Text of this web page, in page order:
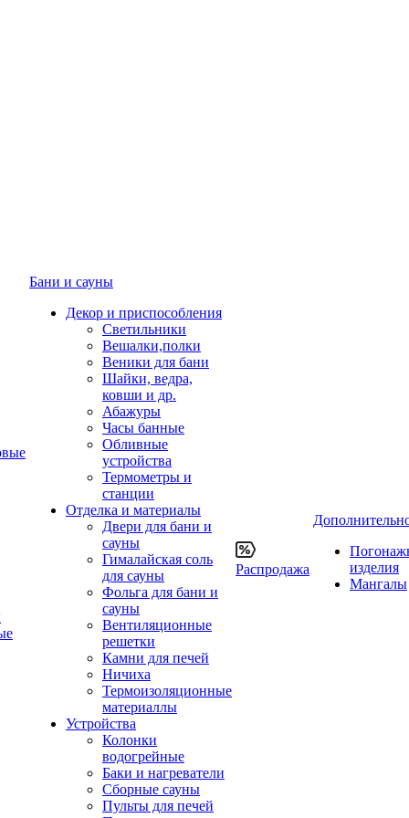
Бани и сауны
Декор и приспособления
Светильники
Вешалки,полки
Веники для бани
Шайки, ведра,
ковши и др.
Абажуры
Часы банные
Обливные
устройства
Термометры и
станции
Отделка и материалы
Двери для бани и
сауны
Гималайская соль
для сауны
Фольга для бани и
сауны
Вентиляционные
решетки
Камни для печей
Ничиха
Термоизоляционные
материаллы
Устройства
Колонки
водогрейные
Баки и нагреватели
Сборные сауны
Пульты для печей
Распродажа
изделия
Мангалы